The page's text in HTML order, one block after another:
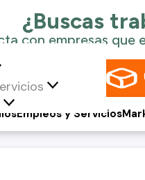
Empleos y Servicios